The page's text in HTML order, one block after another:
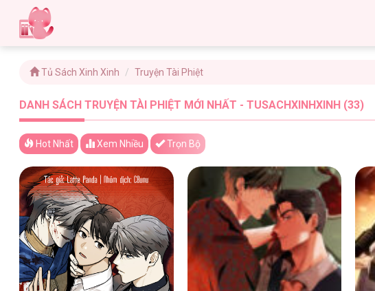
Tủ Sách Xinh Xinh Truyện Tài Phiệt
DANH SÁCH TRUYỆN TÀI PHIỆT MỚI NHẤT - TUSACHXINHXINH (33)
Hot Nhất Xem Nhiều Trọn Bộ